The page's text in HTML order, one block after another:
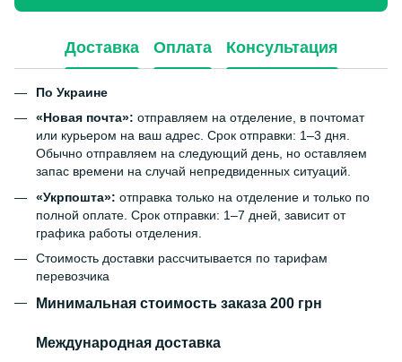
Доставка Оплата Консультация
По Украине
«Новая почта»: отправляем на отделение, в почтомат
или курьером на ваш адрес. Срок отправки: 1–3 дня.
Обычно отправляем на следующий день, но оставляем
запас времени на случай непредвиденных ситуаций.
«Укрпошта»: отправка только на отделение и только по
полной оплате. Срок отправки: 1–7 дней, зависит от
графика работы отделения.
Стоимость доставки рассчитывается по тарифам
перевозчика
Минимальная стоимость заказа 200 грн
Международная доставка